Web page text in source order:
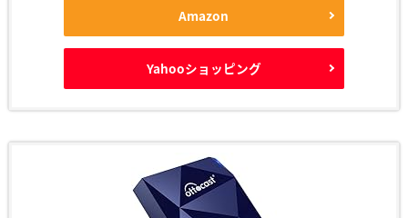
Amazon
Yahooショッピング